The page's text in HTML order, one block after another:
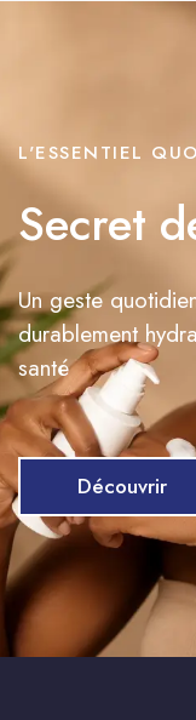
L'ESSENTIEL
Secret
Un geste
durablement
santé
Découvrir